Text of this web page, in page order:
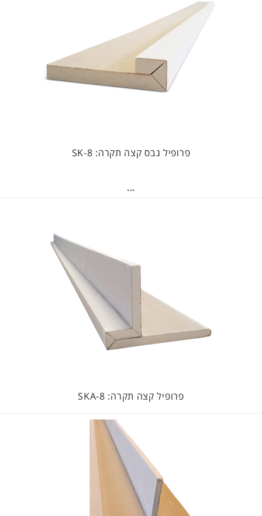
פרופיל גבס קצה תקרה: SK-8
...
פרופיל קצה תקרה: SKA-8